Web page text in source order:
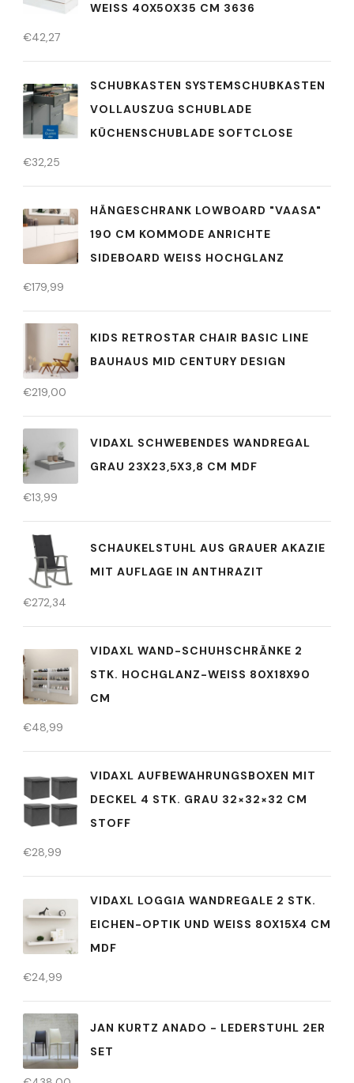
WEISS 40X50X35 CM 3636
€42,27
SCHUBKASTEN SYSTEMSCHUBKASTEN
VOLLAUSZUG SCHUBLADE
KÜCHENSCHUBLADE SOFTCLOSE
€32,25
HÄNGESCHRANK LOWBOARD "VAASA"
190 CM KOMMODE ANRICHTE
SIDEBOARD WEISS HOCHGLANZ
€179,99
KIDS RETROSTAR CHAIR BASIC LINE
BAUHAUS MID CENTURY DESIGN
€219,00
VIDAXL SCHWEBENDES WANDREGAL
GRAU 23X23,5X3,8 CM MDF
€13,99
SCHAUKELSTUHL AUS GRAUER AKAZIE
MIT AUFLAGE IN ANTHRAZIT
€272,34
VIDAXL WAND-SCHUHSCHRÄNKE 2
STK. HOCHGLANZ-WEISS 80X18X90 C
M
€48,99
VIDAXL AUFBEWAHRUNGSBOXEN MIT
DECKEL 4 STK. GRAU 32×32×32 CM
STOFF
€28,99
VIDAXL LOGGIA WANDREGALE 2 STK.
EICHEN-OPTIK UND WEISS 80X15X4 CM M
DF
€24,99
JAN KURTZ ANADO - LEDERSTUHL 2ER
SET